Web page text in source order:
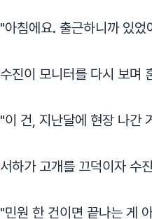
"아침에요. 출근하니까 있었
수진이 모니터를 다시 보며
"이 건, 지난달에 현장 나간
서하가 고개를 끄덕이자 수
"민원 한 건이면 끝나는 게